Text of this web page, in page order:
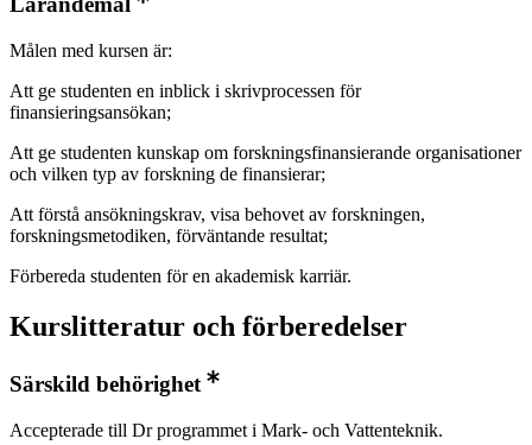
Målen med kursen är:
Att ge studenten en inblick i skrivprocessen för
finansieringsansökan;
Att ge studenten kunskap om forskningsfinansierande organisationer
och vilken typ av forskning de finansierar;
Att förstå ansökningskrav, visa behovet av forskningen,
forskningsmetodiken, förväntande resultat;
Förbereda studenten för en akademisk karriär.
Kurslitteratur och förberedelser
Särskild behörighet
Accepterade till Dr programmet i Mark- och Vattenteknik.